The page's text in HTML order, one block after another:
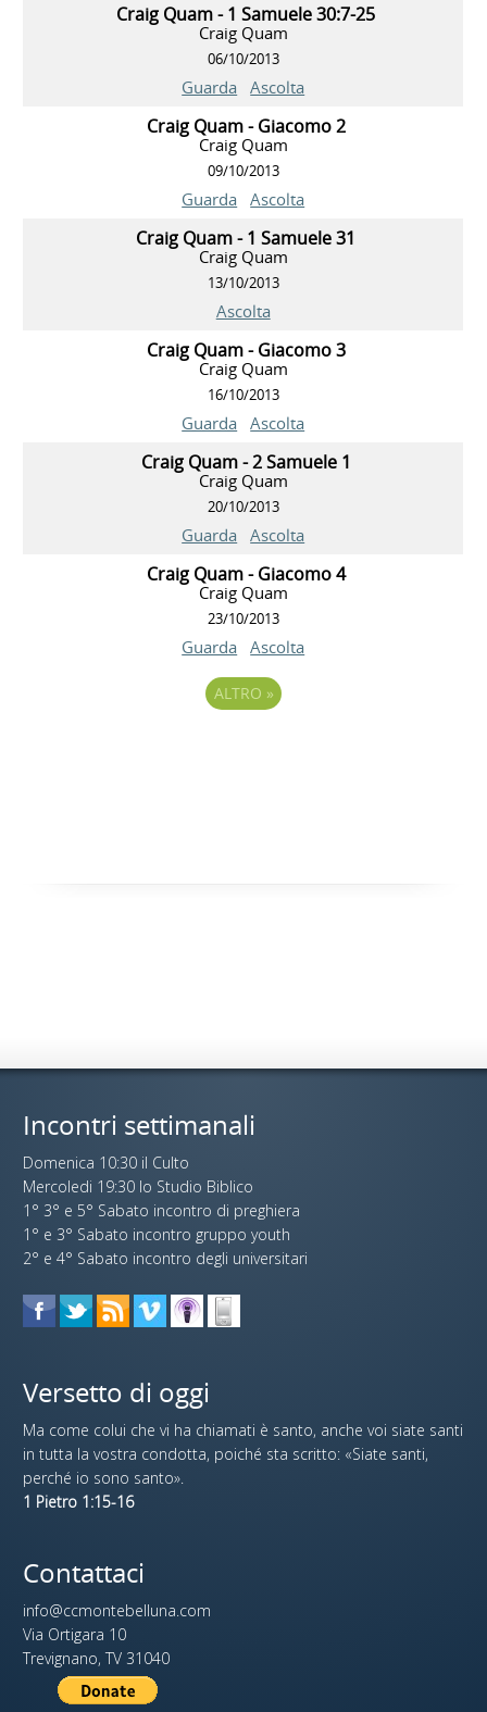
Craig Quam - 1 Samuele 30:7-25
Craig Quam
06/10/2013
Guarda Ascolta
Craig Quam - Giacomo 2
Craig Quam
09/10/2013
Guarda Ascolta
Craig Quam - 1 Samuele 31
Craig Quam
13/10/2013
Ascolta
Craig Quam - Giacomo 3
Craig Quam
16/10/2013
Guarda Ascolta
Craig Quam - 2 Samuele 1
Craig Quam
20/10/2013
Guarda Ascolta
Craig Quam - Giacomo 4
Craig Quam
23/10/2013
Guarda Ascolta
ALTRO »
Incontri settimanali
Domenica 10:30 il Culto
Mercoledi 19:30 lo Studio Biblico
1° 3° e 5° Sabato incontro di preghiera
1° e 3° Sabato incontro gruppo youth
2° e 4° Sabato incontro degli universitari
Versetto di oggi
Ma come colui che vi ha chiamati è santo, anche voi siate santi
in tutta la vostra condotta, poiché sta scritto: «Siate santi,
perché io sono santo».
1 Pietro 1:15-16
Contattaci
info@ccmontebelluna.com
Via Ortigara 10
Trevignano, TV 31040